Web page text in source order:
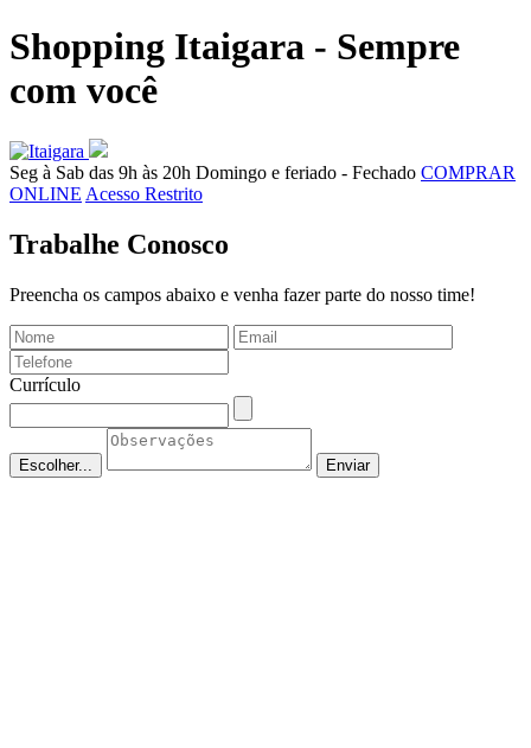
Shopping Itaigara - Sempre
com você
Seg à Sab das 9h às 20h Domingo e feriado - Fechado COMPRAR
ONLINE Acesso Restrito
Trabalhe Conosco
Preencha os campos abaixo e venha fazer parte do nosso time!
Currículo
Escolher... Enviar